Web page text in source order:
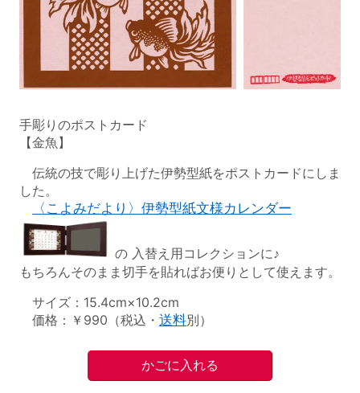
手彫りのポストカード
【金魚】
伝統の技で彫り上げた伊勢型紙をポストカードにしま
した。
〈こよみだより〉伊勢型紙文様カレンダー
の 入替え用コレクションに♪
もちろんそのまま切手を貼ればお便りとして使えます。
サイズ：15.4cm×10.2cm
価格：￥990（税込・ 送料別）